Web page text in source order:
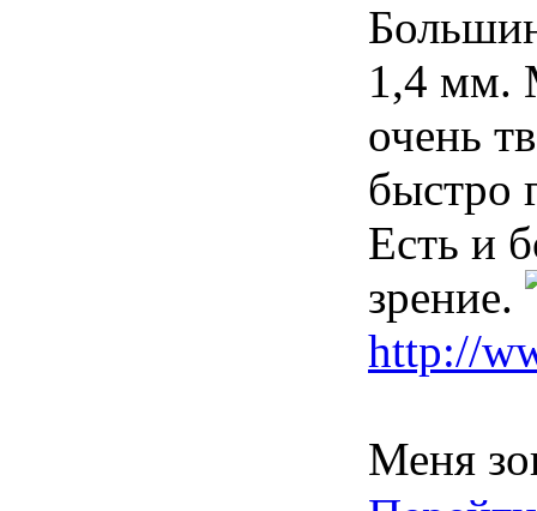
1,4 мм.
очень
быстро
Есть и
зрение.
http://
Меня